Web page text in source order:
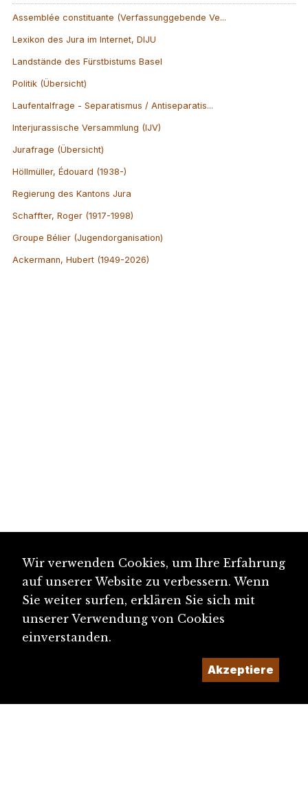
Assemblée constituante (Verfassunggebende Ve...
Lexikon des Jura im Internet, DIJU
Landstände des Fürstbistums Basel
Politik (Übersicht)
Laufentalfrage - Separatismus / Antiseparatis...
Interjurassische Versammlung (IJV)
Jurafrage (Übersicht)
Höllmüller, Édouard (1938-)
Regierung des Kantons Jura
Schaffter, Roger (1917-1998)
Groupe Bélier (Jugendorganisation)
Ackermann, Hubert (1949-2026)
Wir verwenden Cookies, um Ihre Erfahrung
auf unserer Website zu verbessern. Wenn
Sie weiter surfen, erklären Sie sich mit
unserer Verwendung von Cookies
einverstanden.
Akzeptiere